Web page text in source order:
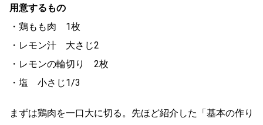
用意するもの
・鶏もも肉 1枚
・レモン汁 大さじ2
・レモンの輪切り 2枚
・塩 小さじ1/3
まずは鶏肉を一口大に切る。先ほど紹介した「基本の作り